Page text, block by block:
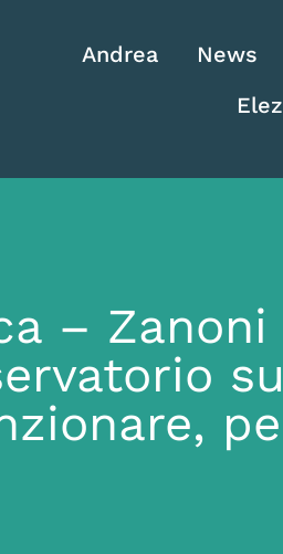
Andrea News
– Zanoni